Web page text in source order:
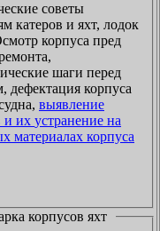
советы
катеров и яхт, лодок
корпуса пред
шаги перед
дефектация корпуса
выявление
на
материалах корпуса
корпусов яхт